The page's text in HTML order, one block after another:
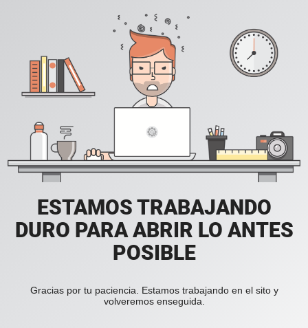
ESTAMOS TRABAJANDO
DURO PARA ABRIR LO ANTES
POSIBLE
Gracias por tu paciencia. Estamos trabajando en el sito y
volveremos enseguida.